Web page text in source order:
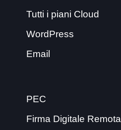
Tutti i piani Cloud
WordPress
Email
PEC
Firma Digitale Remota